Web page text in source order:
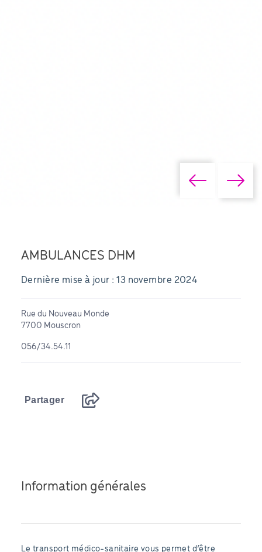
AMBULANCES DHM
Dernière mise à jour : 13 novembre 2024
Rue du Nouveau Monde
7700 Mouscron
056/34.54.11
Partager
Information générales
Le transport médico-sanitaire vous permet d’être